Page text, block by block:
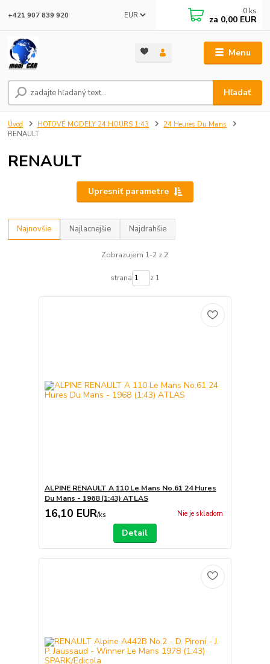
Menu
EUR
Hľadať
+421 907 839 920 0 ks
za 0,00 EUR
Úvod HOTOVÉ MODELY 24 HOURS 1:43
24 Heures Du Mans
RENAULT
RENAULT
Upresniť parametre
Najnovšie Najlacnejšie Najdrahšie
Zobrazujem 1-2 z 2
strana z 1
ALPINE RENAULT A 110 Le Mans No.61 24 Hures
Du Mans - 1968 (1:43) ATLAS
16,10 EUR/ks Nie je skladom
Detail